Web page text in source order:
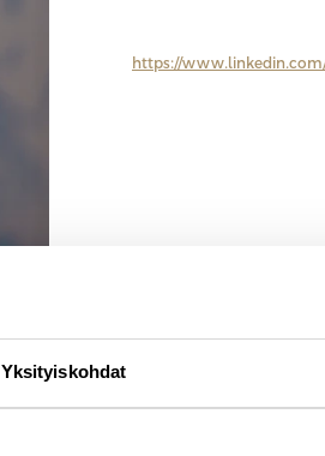
Yksityiskohdat
https://